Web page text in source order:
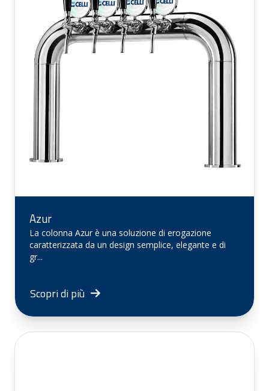
Azur
La colonna Azur è una soluzione di erogazione
caratterizzata da un design semplice, elegante e di
gr...
Scopri di più